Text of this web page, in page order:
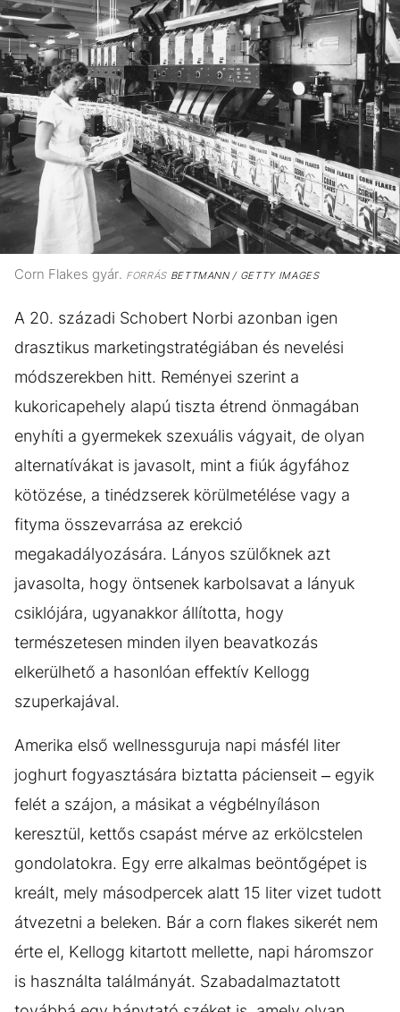
Corn Flakes gyár. FORRÁSBETTMANN / GETTY IMAGES
A 20. századi Schobert Norbi azonban igen
drasztikus marketingstratégiában és nevelési
módszerekben hitt. Reményei szerint a
kukoricapehely alapú tiszta étrend önmagában
enyhíti a gyermekek szexuális vágyait, de olyan
alternatívákat is javasolt, mint a fiúk ágyfához
kötözése, a tinédzserek körülmetélése vagy a
fityma összevarrása az erekció
megakadályozására. Lányos szülőknek azt
javasolta, hogy öntsenek karbolsavat a lányuk
csiklójára, ugyanakkor állította, hogy
természetesen minden ilyen beavatkozás
elkerülhető a hasonlóan effektív Kellogg
szuperkajával.
Amerika első wellnessguruja napi másfél liter
joghurt fogyasztására biztatta pácienseit – egyik
felét a szájon, a másikat a végbélnyíláson
keresztül, kettős csapást mérve az erkölcstelen
gondolatokra. Egy erre alkalmas beöntőgépet is
kreált, mely másodpercek alatt 15 liter vizet tudott
átvezetni a beleken. Bár a corn flakes sikerét nem
érte el, Kellogg kitartott mellette, napi háromszor
is használta találmányát. Szabadalmaztatott